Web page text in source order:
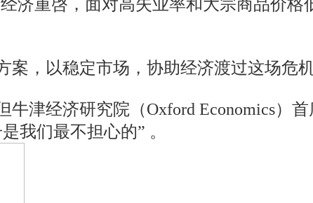
济重啓，面对高失业率和大宗商品价
，以稳定市场，协助经济渡过这场危机
津经济研究院（Oxford Economics）
我们最不担心的” 。